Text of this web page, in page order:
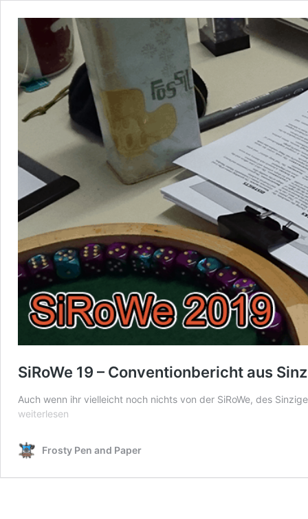
SiRoWe 19 – Conventionbericht aus
Auch wenn ihr vielleicht noch nichts von der SiRoWe, des
weiterlesen
Frosty Pen and Paper